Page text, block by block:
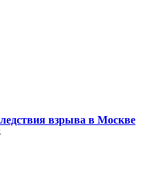
взрыва в Москве